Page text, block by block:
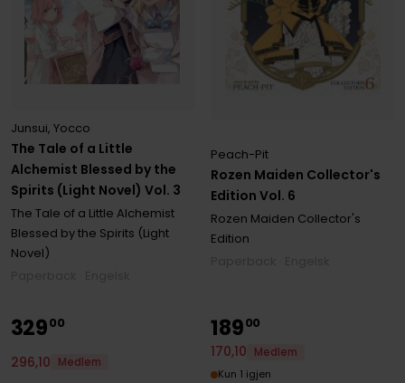
The Tale of a Little
Alchemist Blessed by the
Spirits (Light Novel) Vol. 3
Junsui, Yocco
The Tale of a Little Alchemist
Blessed by the Spirits (Light
Novel)
Rozen Maiden Collector's
Edition Vol. 6
Peach-Pit
Rozen Maiden Collector's
Edition
32900
296,10 Medlem
18900
170,10
Medlem
Kun 1 igjen